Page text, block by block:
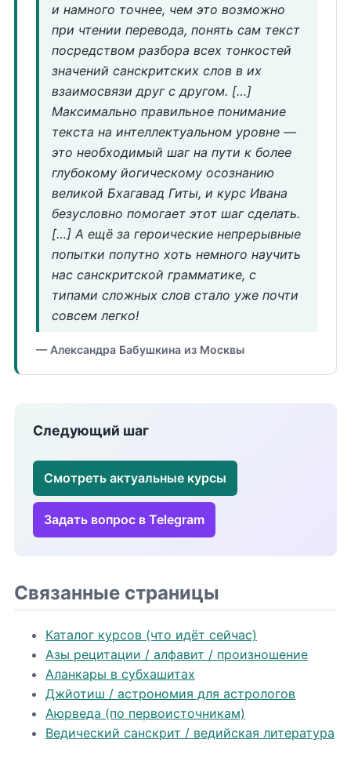
и намного точнее, чем это возможно
при чтении перевода, понять сам текст
посредством разбора всех тонкостей
значений санскритских слов в их
взаимосвязи друг с другом. […]
Максимально правильное понимание
текста на интеллектуальном уровне —
это необходимый шаг на пути к более
глубокому йогическому осознанию
великой Бхагавад Гиты, и курс Ивана
безусловно помогает этот шаг сделать.
[…] А ещё за героические непрерывные
попытки попутно хоть немного научить
нас санскритской грамматике, с
типами сложных слов стало уже почти
совсем легко!
— Александра Бабушкина из Москвы
Следующий шаг
Смотреть актуальные курсы
Задать вопрос в Telegram
Связанные страницы
Каталог курсов (что идёт сейчас)
Азы рецитации / алфавит / произношение
Аланкары в субхашитах
Джйотиш / астрономия для астрологов
Аюрведа (по первоисточникам)
Ведический санскрит / ведийская литература